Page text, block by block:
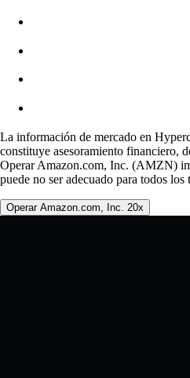
Comisiones
0.0450% / 0.0150%
La información de mercado en
constituye asesoramiento financiero,
Operar Amazon.com, Inc. (AMZN)
puede no ser adecuado para todos los
Operar Amazon.com, Inc. 20x